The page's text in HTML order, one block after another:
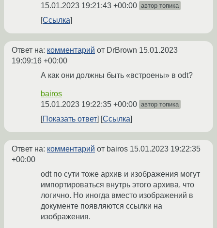
15.01.2023 19:21:43 +00:00 автор топика
Ссылка
Ответ на: комментарий от DrBrown 15.01.2023
19:09:16 +00:00
А как они должны быть «встроены» в odt?
bairos
15.01.2023 19:22:35 +00:00 автор топика
Показать ответ Ссылка
Ответ на: комментарий от bairos 15.01.2023 19:22:35
+00:00
odt по сути тоже архив и изображения могут
импортироваться внутрь этого архива, что
логично. Но иногда вместо изображений в
документе появляются ссылки на
изображения.